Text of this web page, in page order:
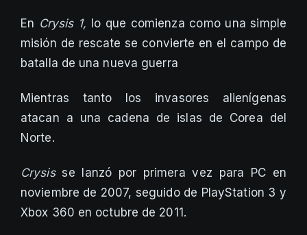
En Crysis 1, lo que comienza como una simple
misión de rescate se convierte en el campo de
batalla de una nueva guerra
Mientras tanto los invasores alienígenas
atacan a una cadena de islas de Corea del
Norte.
Crysisse lanzó por primera vez para PC en
noviembre de 2007, seguido de PlayStation 3 y
Xbox 360 en octubre de 2011.